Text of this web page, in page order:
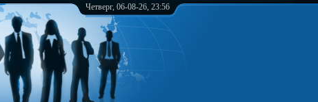
Четверг, 06-08-26, 23:56